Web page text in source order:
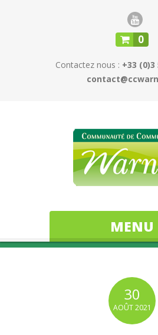
0
Contactez nous : +33 (0)3
MENU
30
AOÛT2021